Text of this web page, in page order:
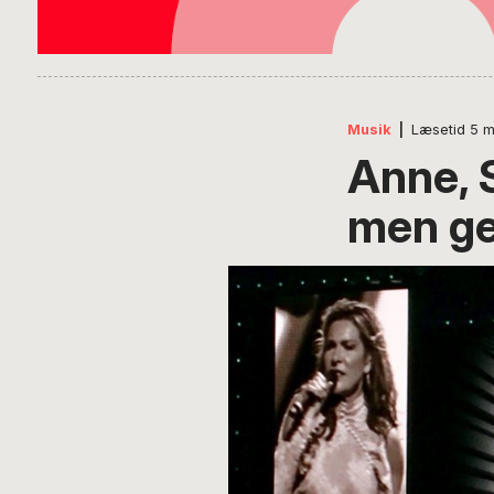
Musik Læsetid 5
Anne,
men